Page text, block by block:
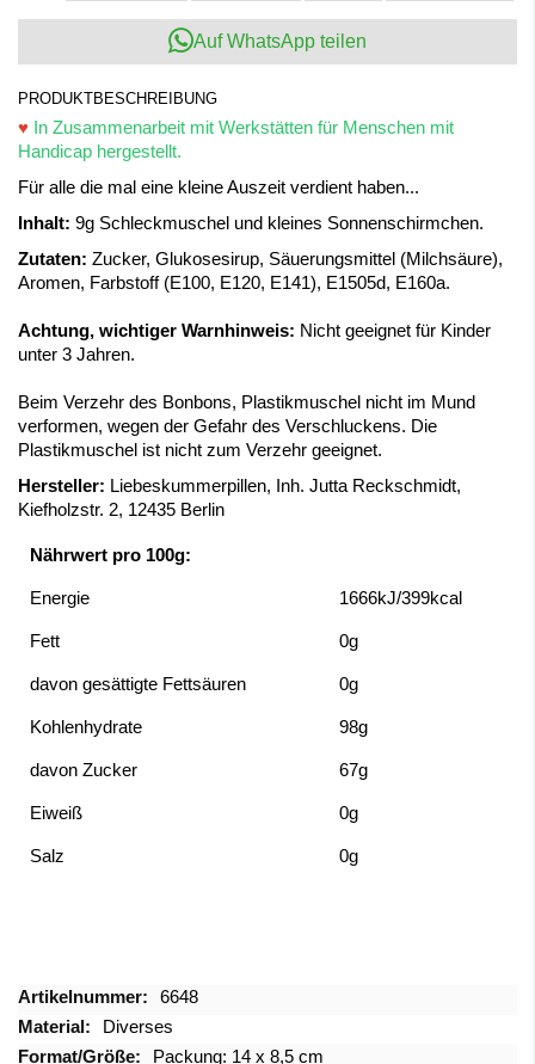
Auf WhatsApp teilen
PRODUKTBESCHREIBUNG
♥
In Zusammenarbeit mit Werkstätten für Menschen mit
Handicap hergestellt.
Für alle die mal eine kleine Auszeit verdient haben...
Inhalt: 9g Schleckmuschel und kleines Sonnenschirmchen.
Zutaten: Zucker, Glukosesirup, Säuerungsmittel (Milchsäure),
Aromen, Farbstoff (E100, E120, E141), E1505d, E160a.
Achtung, wichtiger Warnhinweis: Nicht geeignet für Kinder
unter 3 Jahren.
Beim Verzehr des Bonbons, Plastikmuschel nicht im Mund
verformen, wegen der Gefahr des Verschluckens. Die
Plastikmuschel ist nicht zum Verzehr geeignet.
Hersteller: Liebeskummerpillen, Inh. Jutta Reckschmidt,
Kiefholzstr. 2, 12435 Berlin
Nährwert pro 100g:
Energie 1666kJ/399kcal
Fett 0g
davon gesättigte Fettsäuren 0g
Kohlenhydrate 98g
davon Zucker 67g
Eiweiß 0g
Salz 0g
Mehr
Informationen
6648
Diverses
Packung: 14 x 8,5 cm